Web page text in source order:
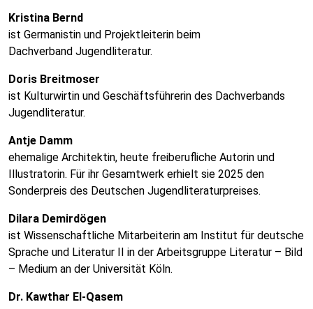
Kristina Bernd
ist Germanistin und Projektleiterin beim
Dachverband Jugendliteratur.
Doris Breitmoser
ist Kulturwirtin und Geschäftsführerin des Dachverbands
Jugendliteratur.
Antje Damm
ehemalige Architektin, heute freiberufliche Autorin und
Illustratorin. Für ihr Gesamtwerk erhielt sie 2025 den
Sonderpreis des Deutschen Jugendliteraturpreises.
Dilara Demirdögen
ist Wissenschaftliche Mitarbeiterin am Institut für deutsche
Sprache und Literatur II in der Arbeitsgruppe Literatur – Bild
– Medium an der Universität Köln.
Dr. Kawthar El-Qasem